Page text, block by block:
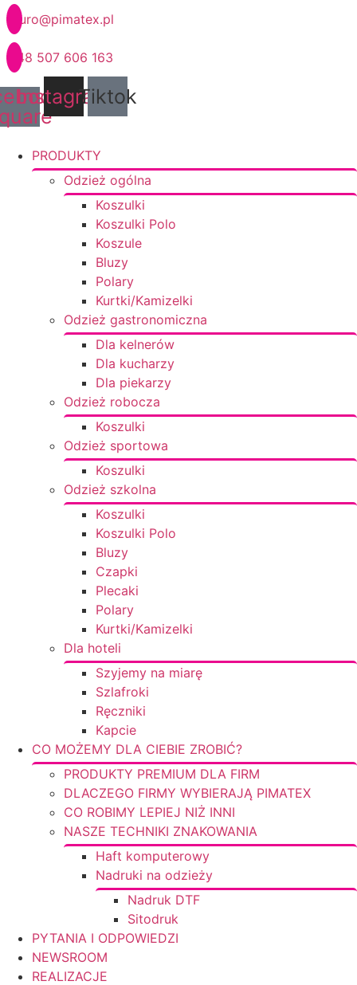
Przejdź
do
treści
biuro@pimatex.pl
+48 507 606 163
Instagram
Tiktok
PRODUKTY
Odzież ogólna
Koszulki
Koszulki Polo
Koszule
Bluzy
Polary
Kurtki/Kamizelki
Odzież gastronomiczna
Dla kelnerów
Dla kucharzy
Dla piekarzy
Odzież robocza
Koszulki
Odzież sportowa
Koszulki
Odzież szkolna
Koszulki
Koszulki Polo
Bluzy
Czapki
Plecaki
Polary
Kurtki/Kamizelki
Dla hoteli
Szyjemy na miarę
Szlafroki
Ręczniki
Kapcie
CO MOŻEMY DLA CIEBIE ZROBIĆ?
PRODUKTY PREMIUM DLA FIRM
DLACZEGO FIRMY WYBIERAJĄ PIMATEX
CO ROBIMY LEPIEJ NIŻ INNI
NASZE TECHNIKI ZNAKOWANIA
Haft komputerowy
Nadruki na odzieży
Nadruk DTF
Sitodruk
PYTANIA I ODPOWIEDZI
NEWSROOM
REALIZACJE